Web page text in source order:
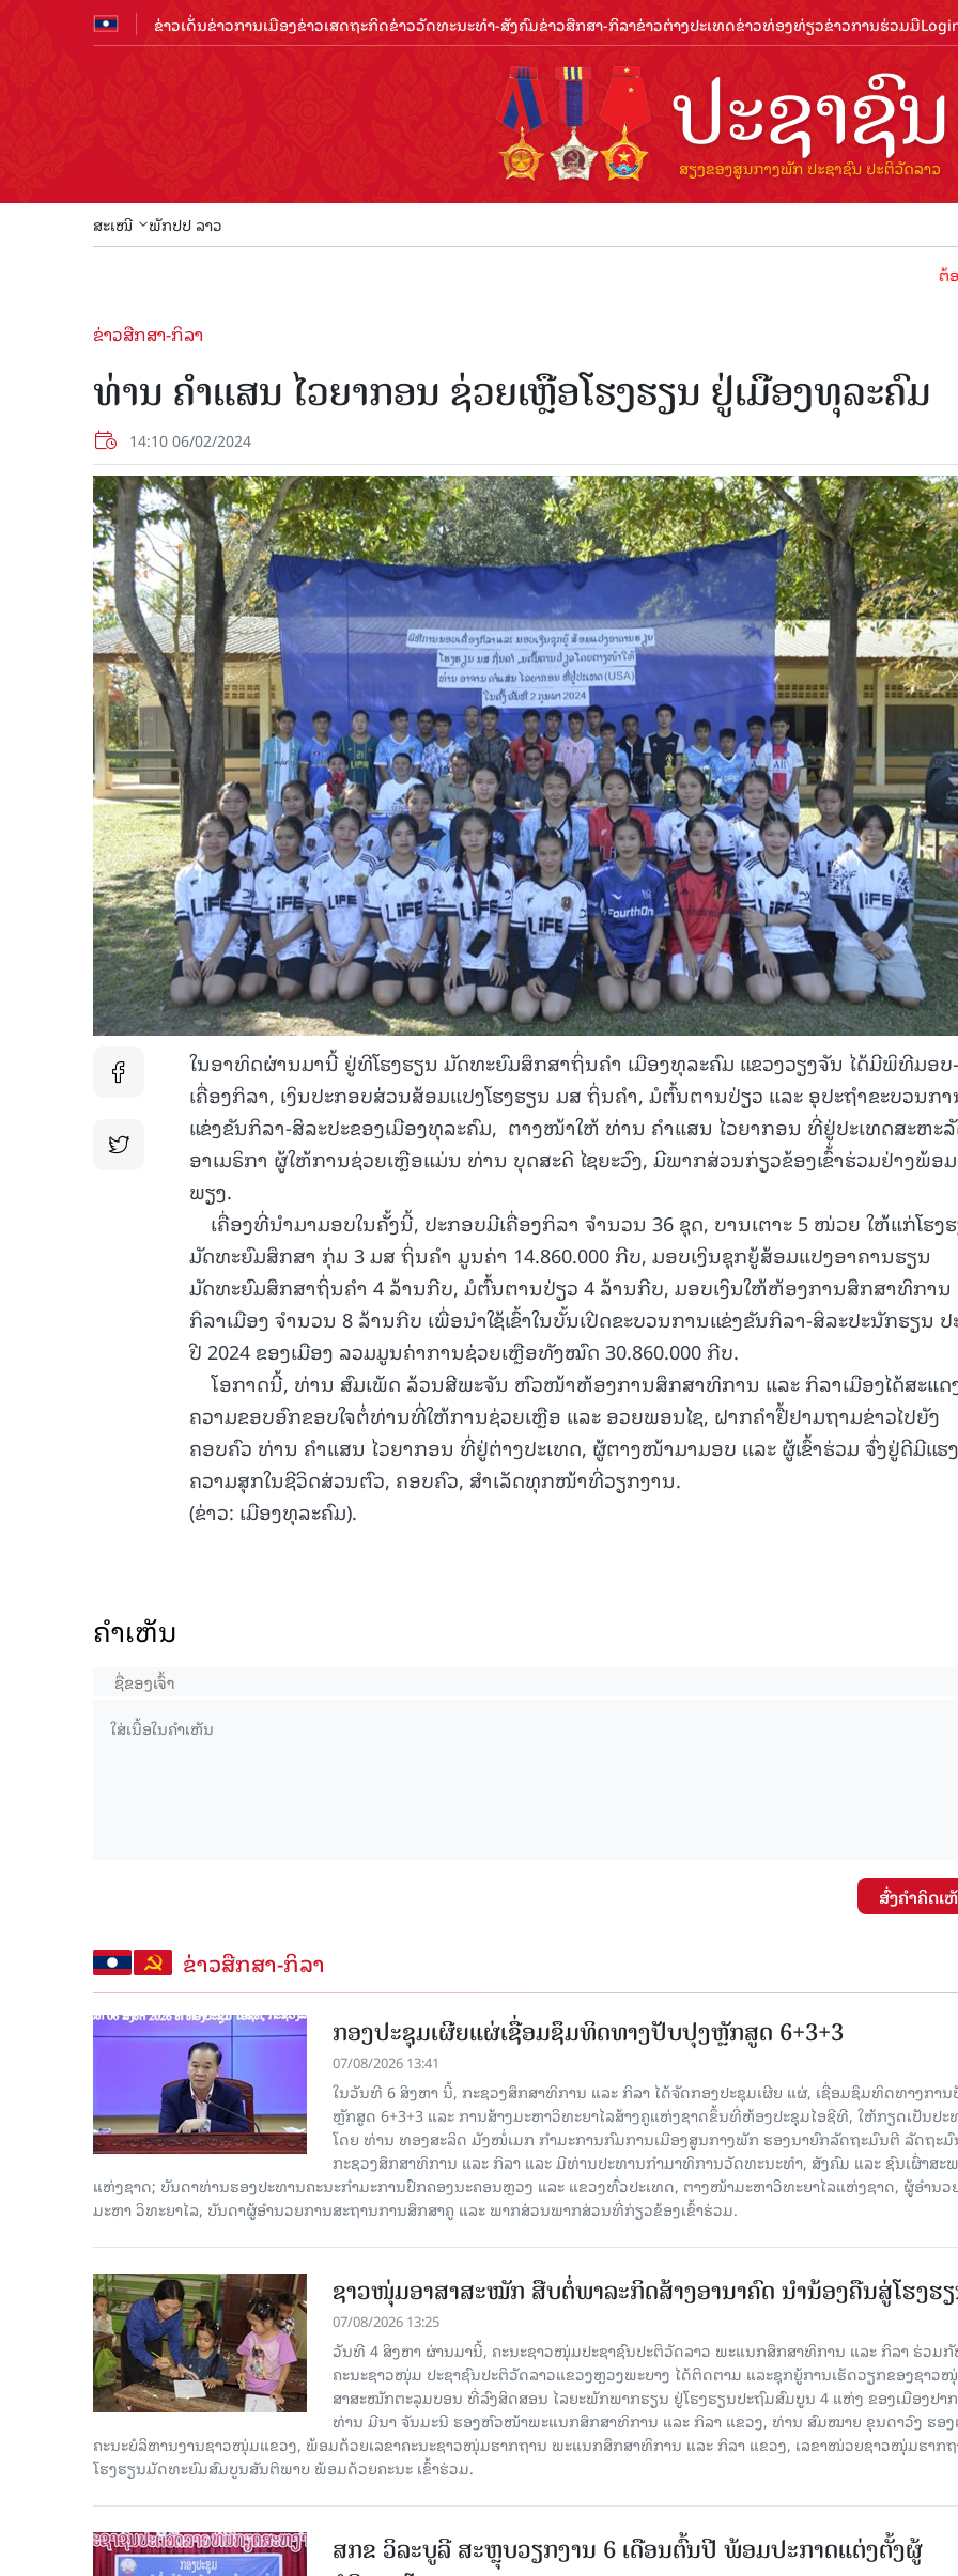
ຂ່າວເດັ່ນຂ່າວການເມືອງຂ່າວເສດຖະກິດຂ່າວວັດທະນະທຳ-ສັງຄົມຂ່າວສືກສາ-ກິລາຂ່າວຕ່າງປະເທດຂ່າວທ່ອງທ່ຽວຂ່າວການຮ່ວມມື
ສະເໜີ ພັກປປ ລາວ
ຕ້ອນຮັບ
ຂ່າວສືກສາ-ກິລາ
ທ່ານ ຄໍາແສນ ໄວຍາກອນ ຊ່ວຍເຫຼືອໂຮງຮຽນ ຢູ່ເມືອງທຸລະຄົມ
14:10 06/02/2024
ໃນອາທິດຜ່ານມານີ້ ຢູ່ທີໂຮງຮຽນ ມັດທະຍົມສຶກສາຖິ່ນຄໍາ ເມືອງທຸລະຄົມ ແຂວງວຽງຈັນ ໄດ້ມີພິທີມອບ
ເຄື່ອງກິລາ, ເງິນປະກອບສ່ວນສ້ອມແປງໂຮງຮຽນ ມສ ຖິ່ນຄໍາ, ມໍຕົ້ນຕານປ່ຽວ ແລະ ອຸປະຖໍາຂະບວນກາ
ແຂ່ງຂັນກິລາ-ສິລະປະຂອງເມືອງທຸລະຄົມ, ຕາງໜ້າໃຫ້ ທ່ານ ຄໍາແສນ ໄວຍາກອນ ທີ່ຢູ່ປະເທດສະຫະ
ອາເມຣິກາ ຜູ້ໃຫ້ການຊ່ວຍເຫຼືອແມ່ນ ທ່ານ ບຸດສະດີ ໄຊຍະວົງ, ມີພາກສ່ວນກ່ຽວຂ້ອງເຂົ້່າຮ່ວມຢ່າງພ້ອມ
ພຽງ.
ເຄື່ອງທີ່ນໍາມາມອບໃນຄັ້ງນີ້, ປະກອບມີເຄື່ອງກິລາ ຈໍານວນ 36 ຊຸດ, ບານເຕາະ 5 ໜ່ວຍ ໃຫ້ແກ່ໂຮງ
ມັດທະຍົມສຶກສາ ກຸ່ມ 3 ມສ ຖິ່ນຄໍາ ມູນຄ່າ 14.860.000 ກີບ, ມອບເງິນຊຸກຍູ້ສ້ອມແປງອາຄານຮຽນ
ມັດທະຍົມສຶກສາຖິ່ນຄໍາ 4 ລ້ານກີບ, ມໍຕົ້ນຕານປ່ຽວ 4 ລ້ານກີບ, ມອບເງິນໃຫ້ຫ້ອງການສຶກສາທິການ
ກິລາເມືອງ ຈໍານວນ 8 ລ້ານກີບ ເພື່ອນໍາໃຊ້ເຂົ້າໃນບັ້ນເປີດຂະບວນການແຂ່ງຂັນກິລາ-ສິລະປະນັກຮຽນ ປ
ປີ 2024 ຂອງເມືອງ ລວມມູນຄ່າການຊ່ວຍເຫຼືອທັງໝົດ 30.860.000 ກີບ.
ໂອກາດນີ້, ທ່ານ ສົມເພັດ ລ້ວນສີພະຈັນ ຫົວໜ້າຫ້ອງການສຶກສາທິການ ແລະ ກິລາເມືອງໄດ້ສະແດ
ຄວາມຂອບອົກຂອບໃຈຕໍ່ທ່ານທີ່ໃຫ້ການຊ່ວຍເຫຼືອ ແລະ ອວຍພອນໄຊ, ຝາກຄໍາຢື້ຢາມຖາມຂ່າວໄປຍັງ
ຄອບຄົວ ທ່ານ ຄໍາແສນ ໄວຍາກອນ ທີ່ຢູ່ຕ່າງປະເທດ, ຜູ້ຕາງໜ້າມາມອບ ແລະ ຜູ້ເຂົ້າຮ່ວມ ຈົ່ງຢູ່ດີມີແຮ
ຄວາມສຸກໃນຊີວິດສ່ວນຕົວ, ຄອບຄົວ, ສໍາເລັດທຸກໜ້າທີ່ວຽກງານ.
(ຂ່າວ: ເມືອງທຸລະຄົມ).
ຄໍາເຫັນ
ສົ່ງຄໍາຄິດເ
ຂ່າວສືກສາ-ກິລາ
ກອງປະຊຸມເຜີຍແຜ່ເຊື່ອມຊຶມທິດທາງປັບປຸງຫຼັກສູດ 6+3+3
07/08/2026 13:41
ໃນວັນທີ 6 ສິງຫາ ນີ້, ກະຊວງສຶກສາທິການ ແລະ ກິລາ ໄດ້ຈັດກອງປະຊຸມເຜີຍ ແຜ່, ເຊື່ອມຊຶມທິດທາງການ
ຫຼັກສູດ 6+3+3 ແລະ ການສ້າງມະຫາວິທະຍາໄລສ້າງຄູແຫ່ງຊາດຂຶ້ນທີ່ຫ້ອງປະຊຸມໄອຊີທີ, ໃຫ້ກຽດເປັນປະ
ໂດຍ ທ່ານ ທອງສະລິດ ມັງໜໍ່ເມກ ກຳມະການກົມການເມືອງສູນກາງພັກ ຮອງນາຍົກລັດຖະມົນຕີ ລັດຖະ
ກະຊວງສຶກສາທິການ ແລະ ກິລາ ແລະ ມີທ່ານປະທານກໍາມາທິການວັດທະນະທໍາ, ສັງຄົມ ແລະ ຊົນເຜົ່າສະ
ແຫ່ງຊາດ; ບັນດາທ່ານຮອງປະທານຄະນະກຳມະການປົກຄອງນະຄອນຫຼວງ ແລະ ແຂວງທົ່ວປະເທດ, ຕາງໜ້າມະຫາວິທະຍາໄລແຫ່ງຊາດ, ຜູ້ອຳນວ
ມະຫາ ວິທະຍາໄລ, ບັນດາຜູ້ອຳນວຍການສະຖານການສຶກສາຄູ ແລະ ພາກສ່ວນພາກສ່ວນທີ່ກ່ຽວຂ້ອງເຂົ້າຮ່ວມ.
ຊາວໜຸ່ມອາສາສະໝັກ ສືບຕໍ່ພາລະກິດສ້າງອານາຄົດ ນໍານ້ອງຄືນສູ່ໂຮງຮ
07/08/2026 13:25
ວັນທີ 4 ສິງຫາ ຜ່ານມານີ້, ຄະນະຊາວໜຸ່ມປະຊາຊົນປະຕິວັດລາວ ພະແນກສຶກສາທິການ ແລະ ກິລາ ຮ່ວມກັ
ຄະນະຊາວໜຸ່ມ ປະຊາຊົນປະຕິວັດລາວແຂວງຫຼວງພະບາງ ໄດ້ຕິດຕາມ ແລະຊຸກຍູ້ການເຮັດວຽກຂອງຊາວ
ສາສະໝັກຕະລຸມບອນ ທີ່ລົງສິດສອນ ໄລຍະພັກພາກຮຽນ ຢູ່ໂຮງຮຽນປະຖົມສົມບູນ 4 ແຫ່ງ ຂອງເມືອງປາ
ທ່ານ ມີນາ ຈັນມະນີ ຮອງຫົວໜ້າພະແນກສຶກສາທິການ ແລະ ກິລາ ແຂວງ, ທ່ານ ສົມໝາຍ ຂຸນດາວົງ ຮອງ
ຄະນະບໍລິຫານງານຊາວໜຸ່ມແຂວງ, ພ້ອມດ້ວຍເລຂາຄະນະຊາວໜຸ່ມຮາກຖານ ພະແນກສຶກສາທິການ ແລະ ກິລາ ແຂວງ, ເລຂາໜ່ວຍຊາວໜຸ່ມຮາກ
ໂຮງຮຽນມັດທະຍົມສົມບູນສັນຕິພາບ ພ້ອມດ້ວຍຄະນະ ເຂົ້າຮ່ວມ.
ສກຂ ວິລະບູລີ ສະຫຼຸບວຽກງານ 6 ເດືອນຕົ້ນປີ ພ້ອມປະກາດແຕ່ງຕັ້ງຜູ້